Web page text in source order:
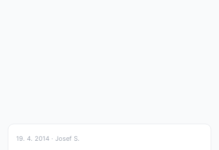
19. 4. 2014 · Josef S.